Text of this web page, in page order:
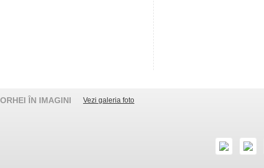
ORHEI ÎN IMAGINI Vezi galeria foto